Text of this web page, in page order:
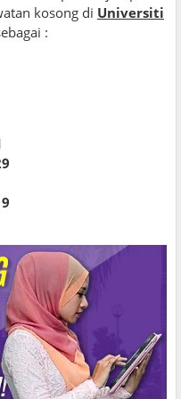
kosong di Universiti
: